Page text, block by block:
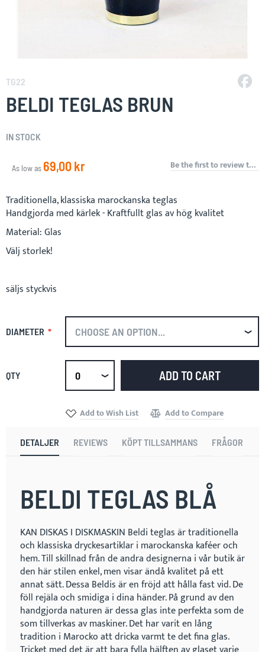
to
the
beginning
of
images
TG22
BELDI TEGLAS BRUN
IN STOCK
As low as 69,00 kr Be the first to review this product
Traditionella, klassiska marockanska teglas
Handgjorda med kärlek - Kraftfullt glas av hög kvalitet
Material: Glas
Välj storlek!
säljs styckvis
DIAMETER
QTY ADD TO CART
Add to Wish List Add to Compare
DETALJER REVIEWS KÖPT TILLSAMMANS FRÅGOR
BELDI TEGLAS BLÅ
KAN DISKAS I DISKMASKIN Beldi teglas är traditionella
och klassiska dryckesartiklar i marockanska kaféer och
hem. Till skillnad från de andra designerna i vår butik är
den här stilen enkel, men visar ändå kvalitet på ett
annat sätt. Dessa Beldis är en fröjd att hålla fast vid. De
föll rejäla och smidiga i dina händer. På grund av den
handgjorda naturen är dessa glas inte perfekta som de
som tillverkas av maskiner. Det har varit en lång
tradition i Marocko att dricka varmt te det fina glas.